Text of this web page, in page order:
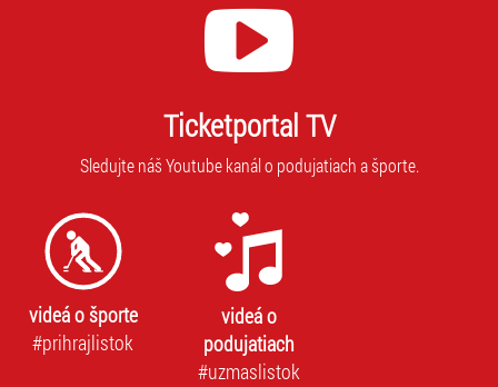
Ticketportal TV
Sledujte náš Youtube kanál o podujatiach a športe.
videá o športe
#prihrajlistok
videá o
podujatiach
#uzmaslistok